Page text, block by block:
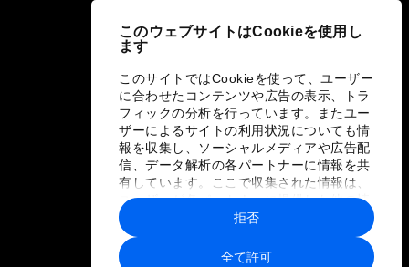
このウェブサイトはCookieを使用し
ます
このサイトではCookieを使って、ユーザー
に合わせたコンテンツや広告の表示、トラ
フィックの分析を行っています。またユー
ザーによるサイトの利用状況についても情
報を収集し、ソーシャルメディアや広告配
信、データ解析の各パートナーに情報を共
有しています。ここで収集された情報は、
ユーザーが各パートナーに提供した他の情
報や各パートナーのサービスを使用した際
に収集された情報と組み合わされ、各パー
トナーによって使用されることがありま
全て許可
拒否